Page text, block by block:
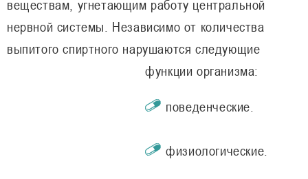
веществам, угнетающим работу центральной
нервной системы. Независимо от количества
выпитого спиртного нарушаются следующие
функции организма:
поведенческие.
физиологические.